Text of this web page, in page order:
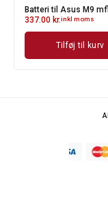
Batteri til Asus M9 mfl
337.00 kr.inkl moms
Tilføj til kurv